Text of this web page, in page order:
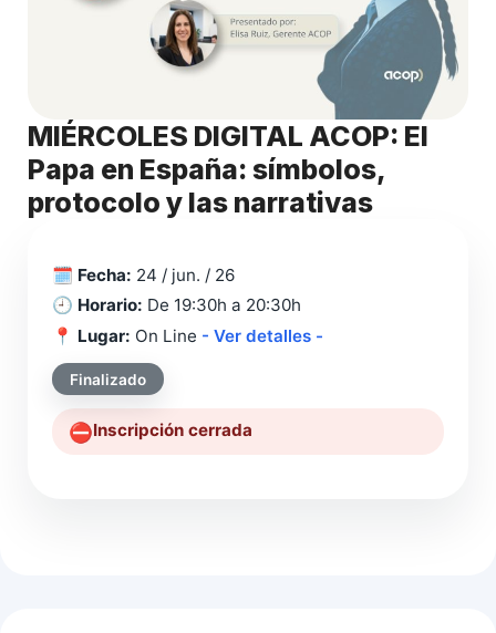
MIÉRCOLES DIGITAL ACOP: El
Papa en España: símbolos,
protocolo y las narrativas
🗓️ Fecha: 24 / jun. / 26
🕘 Horario: De 19:30h a 20:30h
📍 Lugar: On Line - Ver detalles -
Finalizado
⛔️Inscripción cerrada